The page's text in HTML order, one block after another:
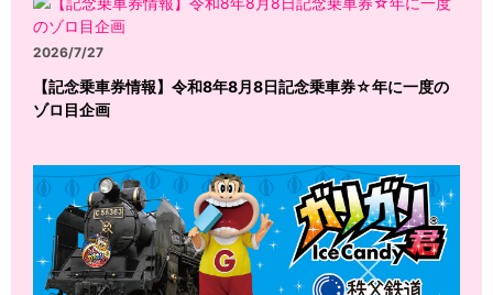
2026/7/27
【記念乗車券情報】令和8年8月8日記念乗車券☆年に一度の
ゾロ目企画